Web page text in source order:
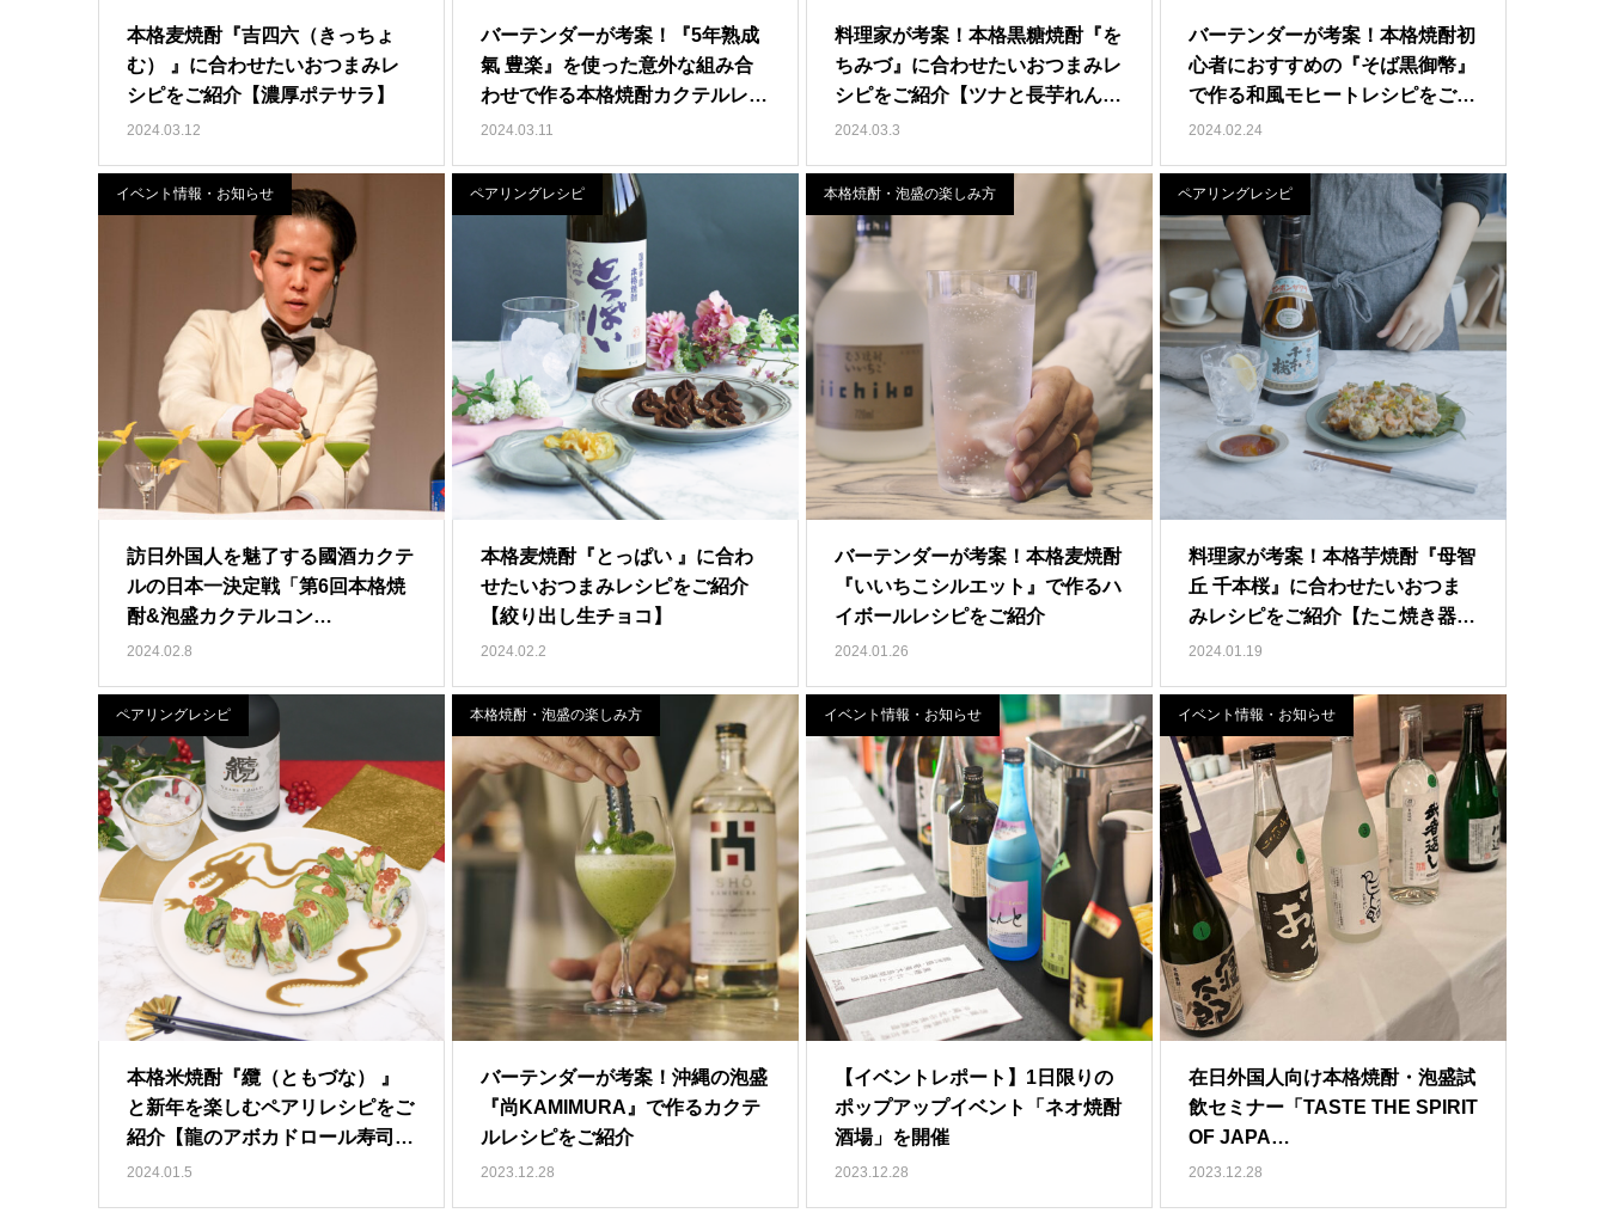
本格麦焼酎『吉四六（きっちょ
む） 』に合わせたいおつまみレ
シピをご紹介【濃厚ポテサラ】
2024.03.12
バーテンダーが考案！『5年熟成
氣 豊楽』を使った意外な組み合
わせで作る本格焼酎カクテルレ…
2024.03.11
料理家が考案！本格黒糖焼酎『を
ちみづ』に合わせたいおつまみレ
シピをご紹介【ツナと長芋れん
こ…
2024.03.3
バーテンダーが考案！本格焼酎初
心者におすすめの『そば黒御幣』
で作る和風モヒートレシピをご
紹…
2024.02.24
イベント情報・お知らせ
訪日外国人を魅了する國酒カクテ
ルの日本一決定戦「第6回本格焼
酎&泡盛カクテルコン…
2024.02.8
ペアリングレシピ
本格麦焼酎『とっぱい 』に合わ
せたいおつまみレシピをご紹介
【絞り出し生チョコ】
2024.02.2
本格焼酎・泡盛の楽しみ方
バーテンダーが考案！本格麦焼酎
『いいちこシルエット』で作るハ
イボールレシピをご紹介
2024.01.26
ペアリングレシピ
料理家が考案！本格芋焼酎『母智
丘 千本桜』に合わせたいおつま
みレシピをご紹介【たこ焼き器
で…
2024.01.19
ペアリングレシピ
本格米焼酎『纜（ともづな） 』
と新年を楽しむペアリレシピをご
紹介【龍のアボカドロール寿司】
…
2024.01.5
本格焼酎・泡盛の楽しみ方
バーテンダーが考案！沖縄の泡盛
『尚KAMIMURA』で作るカクテ
ルレシピをご紹介
2023.12.28
イベント情報・お知らせ
【イベントレポート】1日限りの
ポップアップイベント「ネオ焼酎
酒場」を開催
2023.12.28
イベント情報・お知らせ
在日外国人向け本格焼酎・泡盛試
飲セミナー「TASTE THE SPIRIT
OF JAPA…
2023.12.28